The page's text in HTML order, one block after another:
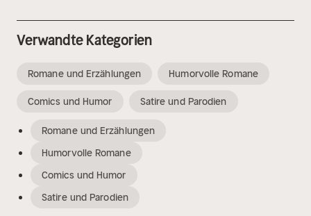
Verwandte Kategorien
Romane und Erzählungen Humorvolle Romane
Comics und Humor Satire und Parodien
Romane und Erzählungen
Humorvolle Romane
Comics und Humor
Satire und Parodien